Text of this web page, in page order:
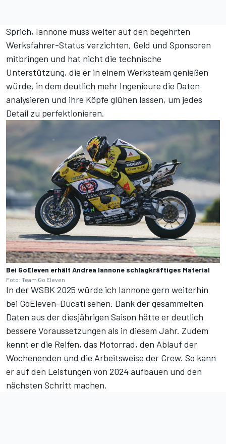
Sprich, Iannone muss weiter auf den begehrten
Werksfahrer-Status verzichten, Geld und Sponsoren
mitbringen und hat nicht die technische
Unterstützung, die er in einem Werksteam genießen
würde, in dem deutlich mehr Ingenieure die Daten
analysieren und ihre Köpfe glühen lassen, um jedes
Detail zu perfektionieren.
Bei GoEleven erhält Andrea Iannone schlagkräftiges Material
Foto: Team Go Eleven
In der WSBK 2025 würde ich Iannone gern weiterhin
bei GoEleven-Ducati sehen. Dank der gesammelten
Daten aus der diesjährigen Saison hätte er deutlich
bessere Voraussetzungen als in diesem Jahr. Zudem
kennt er die Reifen, das Motorrad, den Ablauf der
Wochenenden und die Arbeitsweise der Crew. So kann
er auf den Leistungen von 2024 aufbauen und den
nächsten Schritt machen.